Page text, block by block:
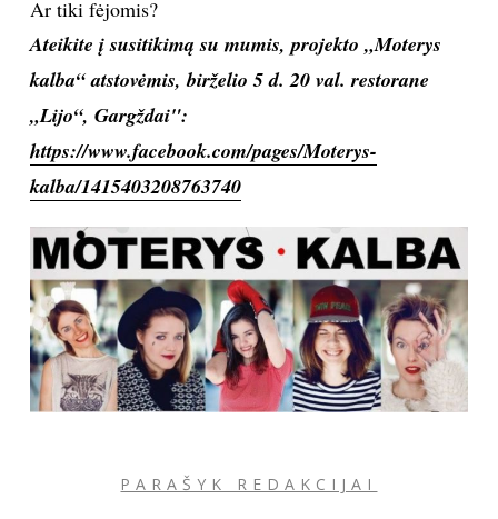
Ar tiki fėjomis?
Ateikite į susitikimą su mumis, projekto „Moterys
kalba“ atstovėmis, birželio 5 d. 20 val. restorane
„Lijo“, Gargždai":
https://www.facebook.com/pages/Moterys-
kalba/1415403208763740
PARAŠYK REDAKCIJAI